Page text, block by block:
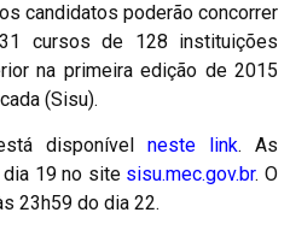
candidatos poderão concorrer
cursos de 128 instituições
na primeira edição de 2015
(Sisu).
disponível neste link. As
19 no site sisu.mec.gov.br. O
23h59 do dia 22.